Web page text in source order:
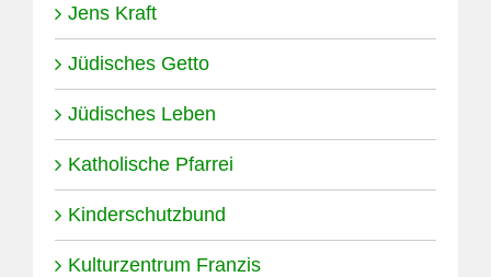
Jens Kraft
Jüdisches Getto
Jüdisches Leben
Katholische Pfarrei
Kinderschutzbund
Kulturzentrum Franzis